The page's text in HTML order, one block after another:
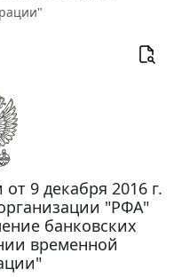
9 декабря 2016 г.
"РФА"
банковских
временной